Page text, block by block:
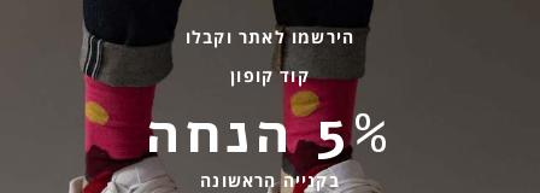
החלפות והחזרות
אספקה ומשלוחים
שירות לקוחות
בהודעות ווטסאפ בלבד
058-7477780
הירשמו לאתר וקבלו
קוד קופון
5% הנחה
בקנייה הראשונה